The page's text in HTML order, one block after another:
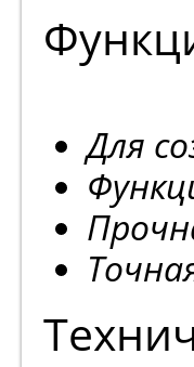
Для